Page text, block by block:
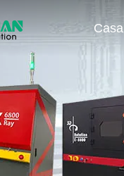
Casa